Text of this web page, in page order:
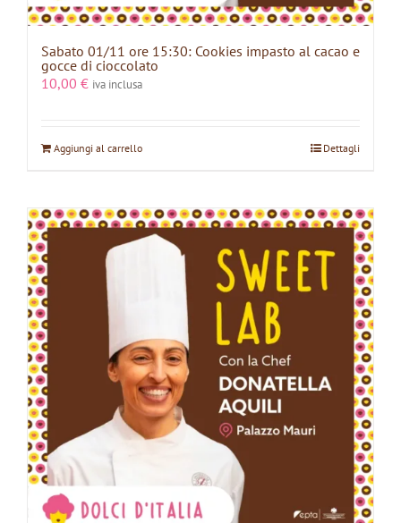
Sabato 01/11 ore 15:30: Cookies impasto al cacao e
gocce di cioccolato
10,00 € iva inclusa
Aggiungi al carrello Dettagli